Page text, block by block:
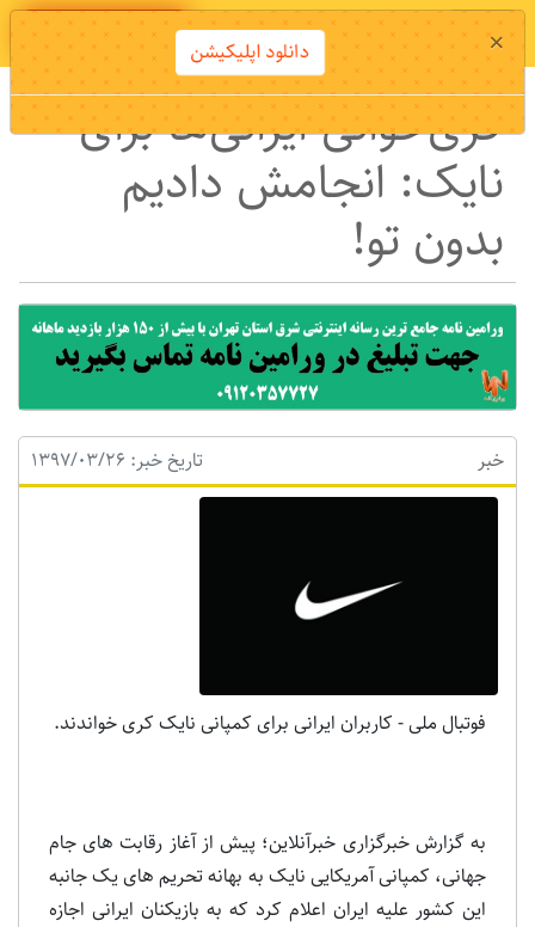
دانلود اپلیکیشن
کری‌خوانی ایرانی‌ها برای
نایک: انجامش دادیم
بدون تو!
خبر تاریخ خبر: 1397/03/26
فوتبال ملی - کاربران ایرانی برای کمپانی نایک کری خواندند.
به گزارش خبرگزاری خبرآنلاین؛ پیش از آغاز رقابت های جام
جهانی، کمپانی آمریکایی نایک به بهانه تحریم های یک جانبه
این کشور علیه ایران اعلام کرد که به بازیکنان ایرانی اجازه
× دانلود اپلیکیشن